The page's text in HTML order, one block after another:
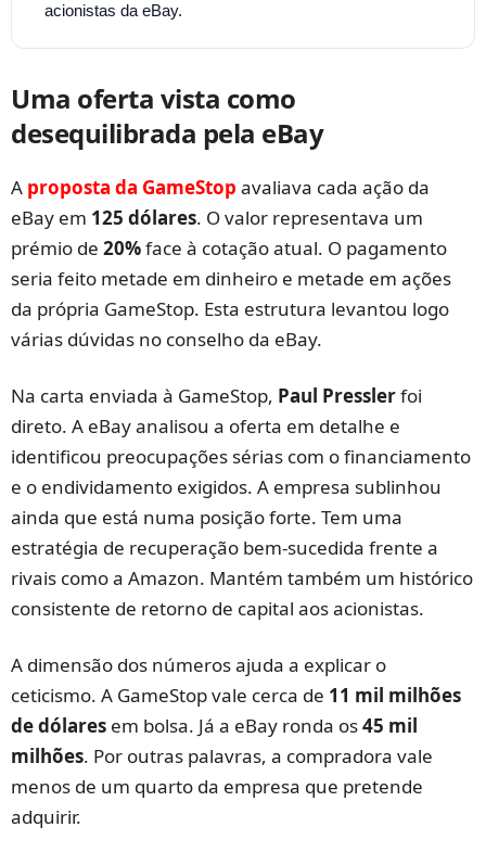
acionistas da eBay.
Uma oferta vista como
desequilibrada pela eBay
A proposta da GameStop avaliava cada ação da
eBay em 125 dólares. O valor representava um
prémio de 20%face à cotação atual. O pagamento
seria feito metade em dinheiro e metade em ações
da própria GameStop. Esta estrutura levantou logo
várias dúvidas no conselho da eBay.
Na carta enviada à GameStop, Paul Presslerfoi
direto. A eBay analisou a oferta em detalhe e
identificou preocupações sérias com o financiamento
e o endividamento exigidos. A empresa sublinhou
ainda que está numa posição forte. Tem uma
estratégia de recuperação bem-sucedida frente a
rivais como a Amazon. Mantém também um histórico
consistente de retorno de capital aos acionistas.
A dimensão dos números ajuda a explicar o
ceticismo. A GameStop vale cerca de 11 mil milhões
de dólares em bolsa. Já a eBay ronda os45 mil
milhões. Por outras palavras, a compradora vale
menos de um quarto da empresa que pretende
adquirir.